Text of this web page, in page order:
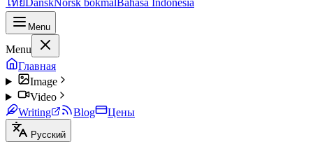
ไทยDanskNorsk bokmålBahasa Indonesia
Menu
Menu
Главная
Image
Video
Writing
Blog Цены
Русский